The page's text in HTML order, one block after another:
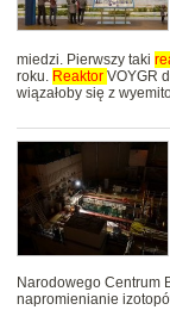
miedzi. Pierwszy taki
roku. Reaktor VOYGR
wiązałoby się z
Narodowego Centrum
napromienianie